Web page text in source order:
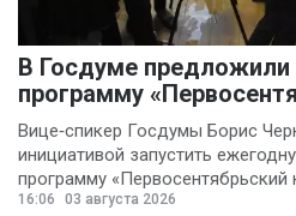
В Госдуме предложили
программу
Вице‑спикер Госдумы Борис
инициативой запустить
программу «Первосентябрьский
предполагает
16:06
03 августа 2026